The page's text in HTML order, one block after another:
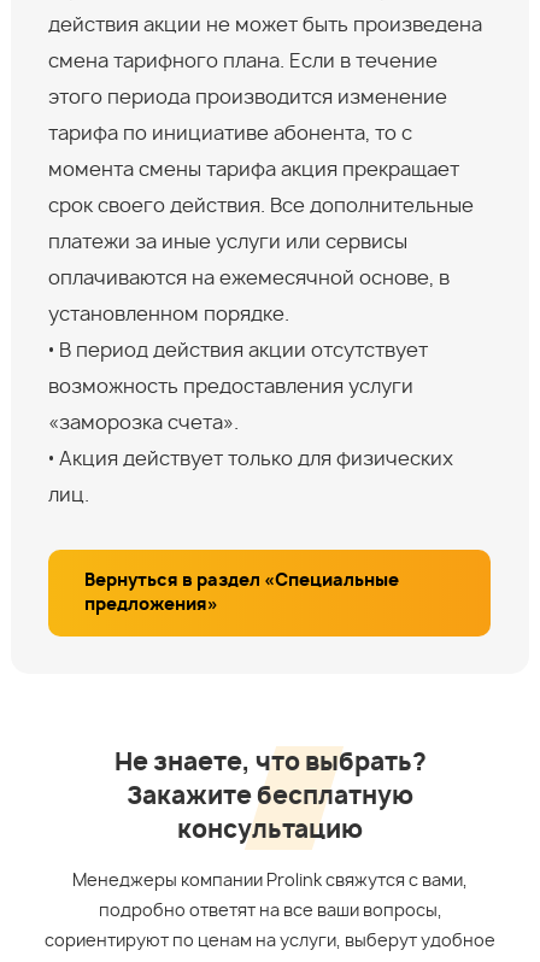
действия акции не может быть произведена
смена тарифного плана. Если в течение
этого периода производится изменение
тарифа по инициативе абонента, то с
момента смены тарифа акция прекращает
срок своего действия. Все дополнительные
платежи за иные услуги или сервисы
оплачиваются на ежемесячной основе, в
установленном порядке.
• В период действия акции отсутствует
возможность предоставления услуги
«заморозка счета».
• Акция действует только для физических
лиц.
Вернуться в раздел «Специальные
предложения»
Не знаете, что выбрать?
Закажите бесплатную
консультацию
Менеджеры компании Prolink свяжутся с вами,
подробно ответят на все ваши вопросы,
сориентируют по ценам на услуги, выберут удобное